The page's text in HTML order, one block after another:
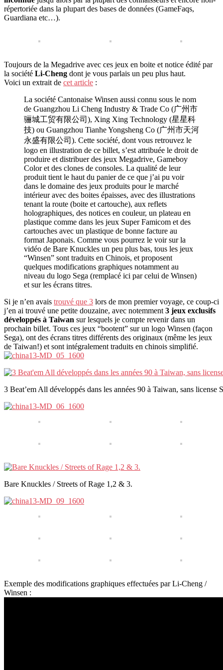
répertoriée dans la plupart des bases de données (GameFaqs,
Guardiana etc…).
Toujours de la Megadrive avec ces jeux en boite et notice édité par
la société Li-Cheng dont je vous parlais un peu plus haut.
Voici un extrait de cet article :
La société Cantonaise Winsen aussi connu sous le nom
de Guangzhou Li Cheng Industry & Trade Co (广州市
骊城工贸有限公司), Xing Xing Technology (星星科
技) ou Guangzhou Tianhe Yongsheng Co (广州市天河
永盛有限公司). Cette société, dont vous retrouvez le
logo en illustration de ce billet, s’est attribuée le droit de
produire et distribuer des jeux Megadrive, Gameboy
Color et des clones de consoles. La qualité de leur
produit tient le haut du panier de ce que j’ai pu voir
dans le domaine des jeux produits pour le marché
intérieur avec des boites épaisses, avec des illustrations
tenant la route (boite et cartouche), aux reflets
holographiques, des notices en couleur, un plateau en
plastique comme dans les jeux Super Famicom et des
cartouches avec un plastique de bonne facture au
format Japonais. Comme vous pourrez le voir sur la
vidéo de Bare Knuckles un peu plus bas, tous les jeux
“Winsen” sont traduits en Chinois, et proposent
quelques modifications graphiques notamment au
niveau du logo Sega (remplacé ici par celui de Winsen)
et sur les écrans titres.
Si je n’en avais trouvé que 3 lors de mon premier voyage, ce coup-ci
j’en ai trouvé une petite douzaine, avec notemment3 jeux exclusifs
développés à Taiwan sur lesquels je compte revenir dans un
prochain billet. Tous ces jeux “bootent” sur un logo Winsen (façon
Sega), ont des écrans titres différents des originaux (même les jeux
de Taiwan!) et sont intégralement traduits en chinois simplifié.
3 Beat’em All développés dans les années 90 à Taiwan, sans
Bare Knuckles / Streets of Rage 1,2 & 3.
Exemple des modifications graphiques effectuées par Li-Cheng /
Winsen :